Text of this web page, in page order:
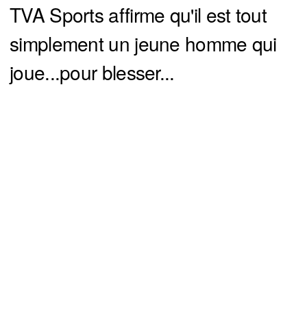
TVA Sports affirme qu'il est tout
simplement un jeune homme qui
joue...pour blesser...